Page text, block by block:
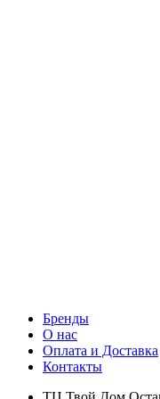
Бренды
О нас
Оплата и Доставка
Контакты